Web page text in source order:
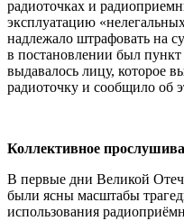
радиоточках и
эксплуатацию
надлежало штрафовать на
в постановлении был
выдавалось лицу, которое
радиоточку и сообщило об
Коллективное
В первые дни Великой
были ясны масштабы
использования